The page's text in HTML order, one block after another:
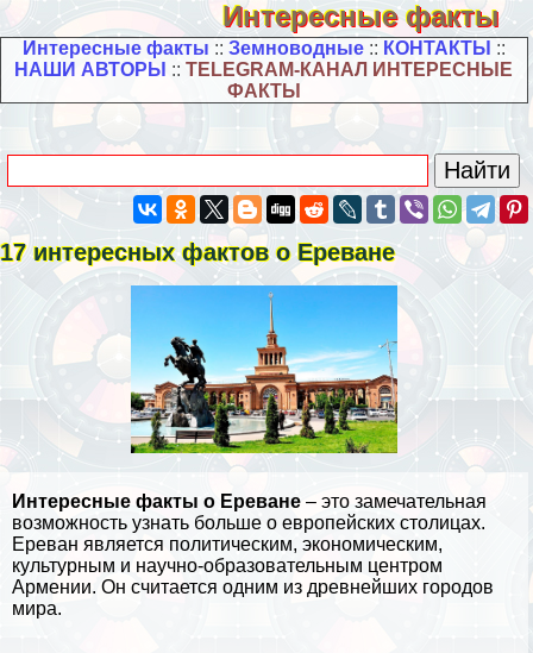
Интересные факты
Интересные факты :: Земноводные:: КОНТАКТЫ ::
НАШИ АВТОРЫ ::TELEGRAM-КАНАЛ ИНТЕРЕСНЫЕ
ФАКТЫ
17 интересных фактов о Ереване
Интересные факты о Ереване – это замечательная
возможность узнать больше о европейских столицах.
Ереван является политическим, экономическим,
культурным и научно-образовательным центром
Армении. Он считается одним из древнейших городов
мира.